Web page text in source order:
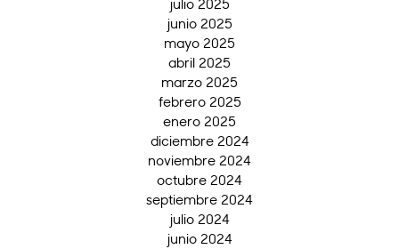
julio 2025
junio 2025
mayo 2025
abril 2025
marzo 2025
febrero 2025
enero 2025
diciembre 2024
noviembre 2024
octubre 2024
septiembre 2024
julio 2024
junio 2024